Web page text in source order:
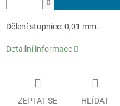
Dělení stupnice: 0,01 mm.
Detailní informace
ZEPTAT SE HLÍDAT